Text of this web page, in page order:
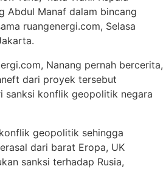
Abdul Manaf dalam bincang
ruangenergi.com, Selasa
Nanang pernah bercerita,
dari proyek tersebut
sanksi konflik geopolitik negara
geopolitik sehingga
dari barat Eropa, UK
sanksi terhadap Rusia,